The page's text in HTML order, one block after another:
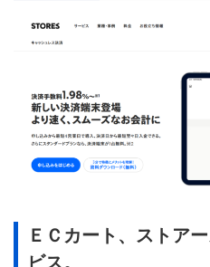
ＥＣカート、ストア
ビス。